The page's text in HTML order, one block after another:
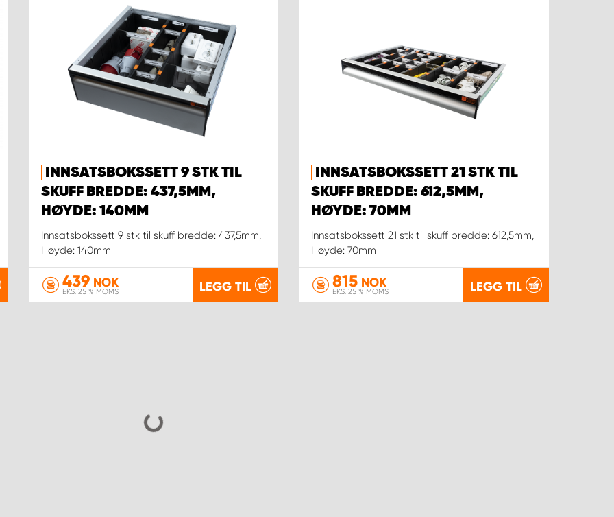
INNSATSBOKSSETT 9 STK TIL
SKUFF BREDDE: 437,5MM,
HØYDE: 140MM
Innsatsbokssett 9 stk til skuff bredde: 437,5mm,
Høyde: 140mm
439NOK
EKS. 25 % MOMS LEGG TIL
INNSATSBOKSSETT 21 STK TIL
SKUFF BREDDE: 612,5MM,
HØYDE: 70MM
Innsatsbokssett 21 stk til skuff bredde: 612,5mm,
Høyde: 70mm
815 NOK
EKS. 25 % MOMS LEGG TIL